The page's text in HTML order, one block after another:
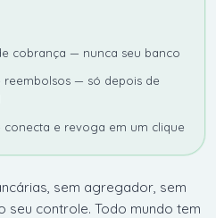
cobrança — nunca seu banco
reembolsos — só depois de
e revoga em um clique
sem agregador, sem
seu controle. Todo mundo tem